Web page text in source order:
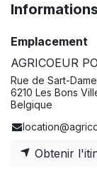
Emplacement
AGRICOEUR
Rue de Sart-
6210 Les Bons
Belgique
Obtenir